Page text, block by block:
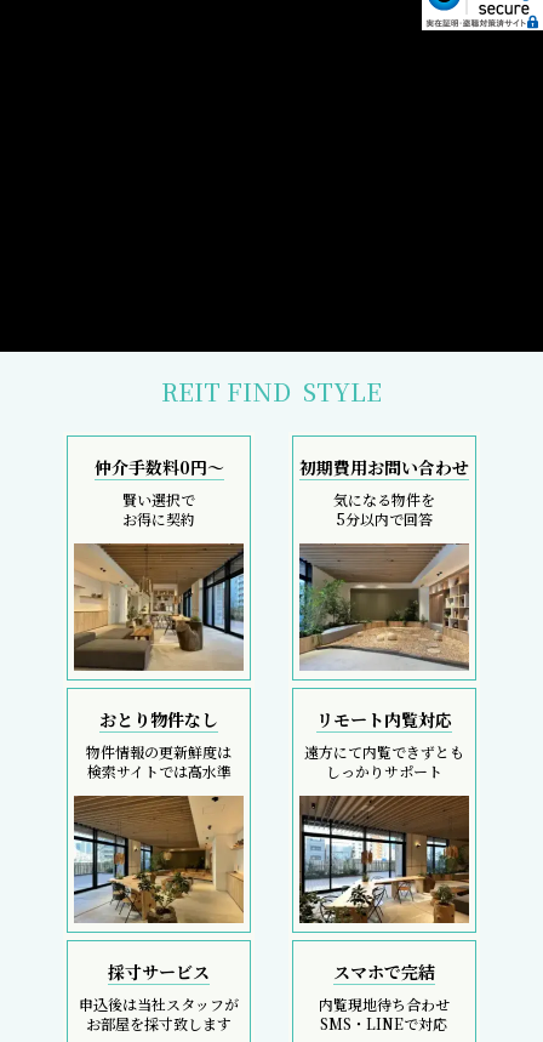
REIT FIND STYLE
仲介手数料0円～
賢い選択で
お得に契約
初期費用お問い合わせ
気になる物件を
5分以内で回答
おとり物件なし
物件情報の更新鮮度は
検索サイトでは高水準
リモート内覧対応
遠方にて内覧できずとも
しっかりサポート
採寸サービス
申込後は当社スタッフが
お部屋を採寸致します
スマホで完結
内覧現地待ち合わせ
SMS・LINEで対応